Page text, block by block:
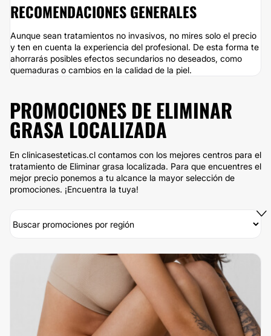
RECOMENDACIONES GENERALES
Aunque sean tratamientos no invasivos, no mires solo el precio
y ten en cuenta la experiencia del profesional. De esta forma te
ahorrarás posibles efectos secundarios no deseados, como
quemaduras o cambios en la calidad de la piel.
PROMOCIONES DE ELIMINAR
GRASA LOCALIZADA
En clinicasesteticas.cl contamos con los mejores centros para el
tratamiento de Eliminar grasa localizada. Para que encuentres el
mejor precio ponemos a tu alcance la mayor selección de
promociones. ¡Encuentra la tuya!